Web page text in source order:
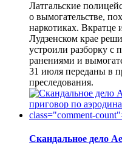
Латгальские
о вымогательстве,
наркотиках. Вкратце
Лудзенском крае
устроили разборку с
ранениями и
31 июля переданы в
преследования.
Скандальное дело